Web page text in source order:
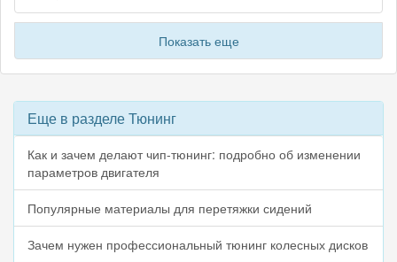
Показать еще
Еще в разделе Тюнинг
Как и зачем делают чип-тюнинг: подробно об изменении
параметров двигателя
Популярные материалы для перетяжки сидений
Зачем нужен профессиональный тюнинг колесных дисков